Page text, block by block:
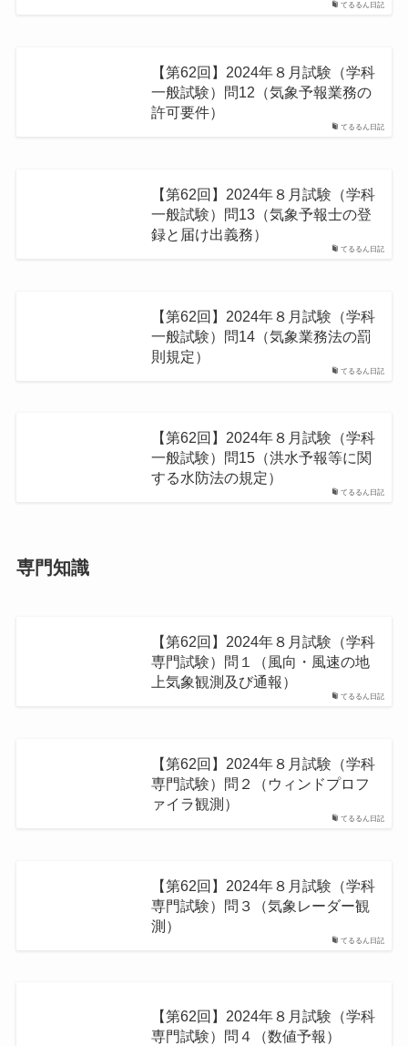
てるるん日記
てるるん日記
【第62回】2024年８月試験（学科
一般試験）問12（気象予報業務の
許可要件）
てるるん日記
【第62回】2024年８月試験（学科
一般試験）問13（気象予報士の登
録と届け出義務）
てるるん日記
【第62回】2024年８月試験（学科
一般試験）問14（気象業務法の罰
則規定）
てるるん日記
【第62回】2024年８月試験（学科
一般試験）問15（洪水予報等に関
する水防法の規定）
専門知識
てるるん日記
【第62回】2024年８月試験（学科
専門試験）問１（風向・風速の地
上気象観測及び通報）
てるるん日記
【第62回】2024年８月試験（学科
専門試験）問２（ウィンドプロフ
ァイラ観測）
てるるん日記
【第62回】2024年８月試験（学科
専門試験）問３（気象レーダー観
測）
【第62回】2024年８月試験（学科
専門試験）問４（数値予報）